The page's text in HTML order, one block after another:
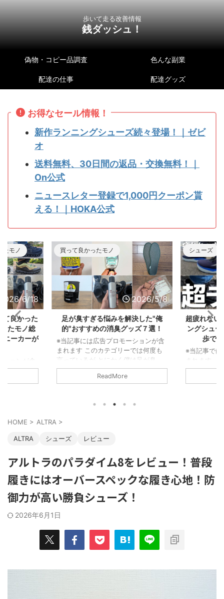
歩いて走る改善情報
銭ダッシュ！
偽物・コピー品調査 色んな副業
配達の仕事 配達グッズ
お得なセール情報！
新作ランニングシューズ続々登場！｜ゼビ
オ
送料無料、30日間の返品・交換無料！｜
On公式
ニュースレター登録で1,000円クーポン貰
える！｜HOKA公式
たモノ
6/18
良かった
たモノ総
ニーカーが
ョンが含
は落ちると
。 まさか
たんだ。
やっていき
とで、
ったモノ
と紹介して
買って良かったモノ
2026/5/8
足が臭すぎる悩みを解決した"俺
的"おすすめの消臭グッズ７選！
※当記事には広告プロモーションが含
まれます このカテゴリーでは何度も
言っているが とにかく僕は足が臭
い。 東に足を向ければ臭さが一周し
て西から後頭部に当たるくらいだ。
さ～メガトン級の足の臭さまで色んな
かるぞ。 ということで、僕の足が臭
すぎる問題を解決してくれた消臭アイ
ッズ７選！ 自分の足の臭さがメガト
ン級に近い人ほど、 ...
ReadMore
シューズ
超疲れない
ングシュ
歩で
※当記事では
まれます
ウォーキン
ューズを選
グシューズ
OKだ。 ...
HOME > ALTRA >
ALTRA シューズ レビュー
アルトラのパラダイム8をレビュー！普段
履きにはオーバースペックな履き心地！防
御力が高い勝負シューズ！
2026年6月1日